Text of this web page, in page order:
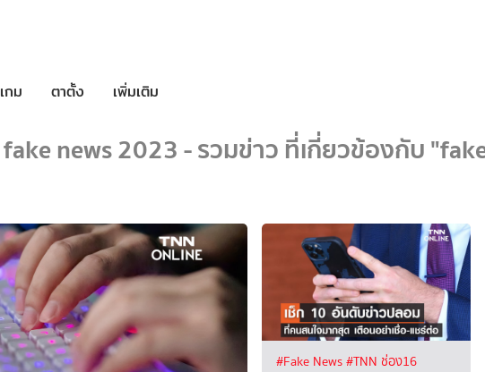
เกม ตาตั้ง เพิ่มเติม
fake news 2023 - รวมข่าว ที่เกี่ยวข้องกับ
#Fake News#TNN ช่อง16